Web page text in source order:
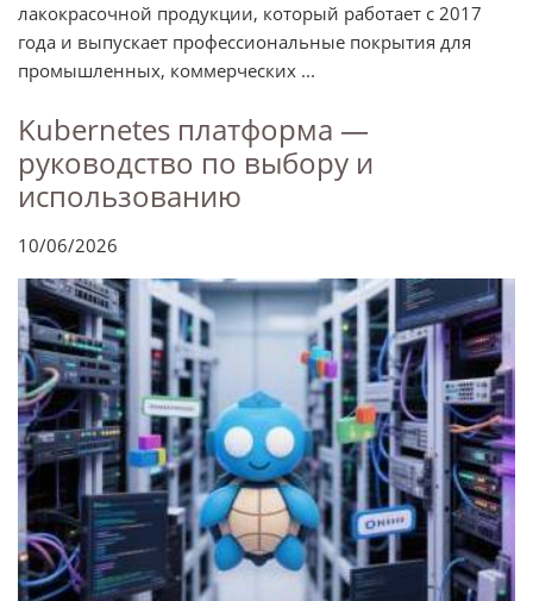
лакокрасочной продукции, который работает с 2017
года и выпускает профессиональные покрытия для
промышленных, коммерческих ...
Kubernetes платформа —
руководство по выбору и
использованию
10/06/2026